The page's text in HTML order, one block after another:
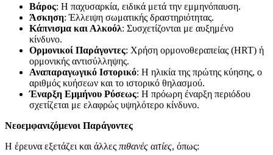
Βάρος: Η παχυσαρκία, ειδικά μετά την εμμηνόπαυση.
Άσκηση: Έλλειψη σωματικής δραστηριότητας.
Κάπνισμα και Αλκοόλ: Συσχετίζονται με αυξημένο
κίνδυνο.
Ορμονικοί Παράγοντες: Χρήση ορμονοθεραπείας (HRT) ή
ορμονικής αντισύλληψης.
Αναπαραγωγικό Ιστορικό: Η ηλικία της πρώτης κύησης, ο
αριθμός κυήσεων και το ιστορικό θηλασμού.
Έναρξη Εμμήνου Ρύσεως: Η πρόωρη έναρξη περιόδου
σχετίζεται με ελαφρώς υψηλότερο κίνδυνο.
Νεοεμφανιζόμενοι Παράγοντες
Η έρευνα εξετάζει και άλλες πιθανές αιτίες, όπως: